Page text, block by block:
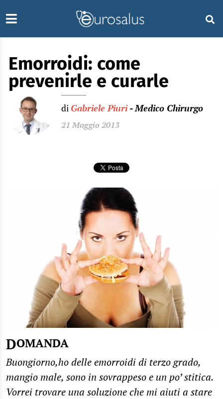
Emorroidi: come
prevenirle e curarle
di Gabriele Piuri - Medico Chirurgo
21 Maggio 2013
DOMANDA
Buongiorno,ho delle emorroidi di terzo grado,
mangio male, sono in sovrappeso e un po’ stitica.
Vorrei trovare una soluzione che mi aiuti a stare